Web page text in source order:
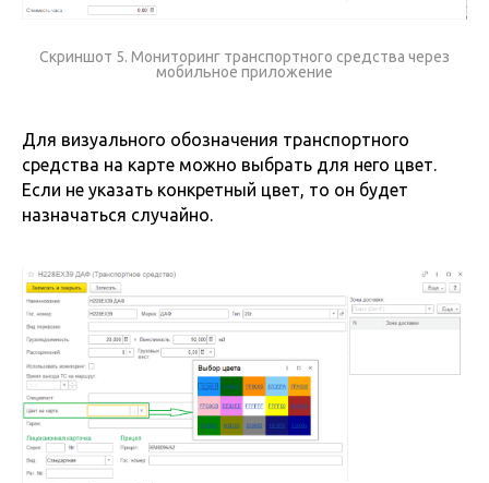
Скриншот 5. Мониторинг транспортного средства через
мобильное приложение
Для визуального обозначения транспортного
средства на карте можно выбрать для него цвет.
Если не указать конкретный цвет, то он будет
назначаться случайно.